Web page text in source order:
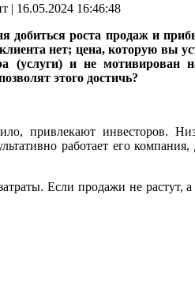
| 16.05.2024 16:46:48
добиться роста продаж и
нет; цена, которую вы
и не мотивирован
этого достичь?
привлекают инвесторов.
работает его
Если продажи не растут,